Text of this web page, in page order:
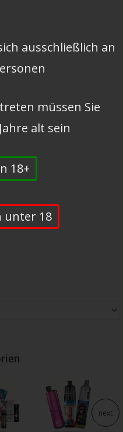
next
ausschließlich an
müssen Sie
alt sein
18+
unter 18